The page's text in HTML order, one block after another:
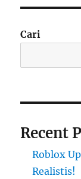
Cari
Recent
Roblox
Realistis!